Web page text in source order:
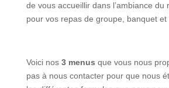
de vous accueillir dans l’ambiance du
pour vos repas de groupe, banquet et
Voici nos 3 menus que vous nous
pas à nous contacter pour que nous